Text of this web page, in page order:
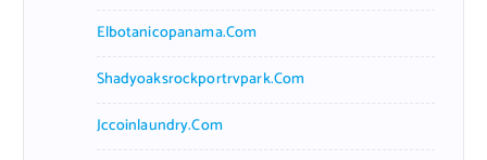
Elbotanicopanama.com
Shadyoaksrockportrvpark.com
Jccoinlaundry.com